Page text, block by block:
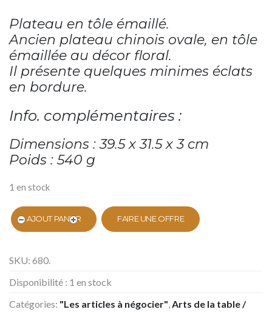
Plateau en tôle émaillé.
Ancien plateau chinois ovale, en tôle
émaillée au décor floral.
Il présente quelques minimes éclats
en bordure.
Info. complémentaires :
Dimensions : 39.5 x 31.5 x 3 cm
Poids : 540 g
1 en stock
AJOUT PANIER FAIRE UNE OFFRE
SKU: 680
Disponibilité : 1 en stock
Catégories: "Les articles à négocier" Arts de la table /